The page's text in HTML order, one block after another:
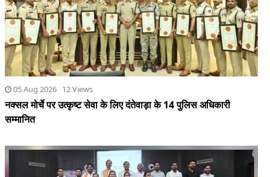
05 Aug 2026 12 Views
नक्सल मोर्चे पर उत्कृष्ट सेवा के लिए दंतेवाड़ा के 14 पुलिस अधिकारी
सम्मानित